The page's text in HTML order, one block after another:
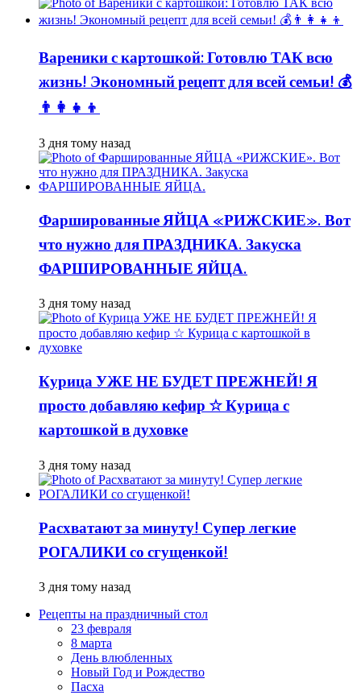
Вареники с картошкой: Готовлю ТАК всю
жизнь! Экономный рецепт для всей семьи! 💰
👨👩👧👦
3 дня тому назад
Фаршированные ЯЙЦА «РИЖСКИЕ». Вот
что нужно для ПРАЗДНИКА. Закуска
ФАРШИРОВАННЫЕ ЯЙЦА.
3 дня тому назад
Курица УЖЕ НЕ БУДЕТ ПРЕЖНЕЙ! Я
просто добавляю кефир ☆ Курица с
картошкой в духовке
3 дня тому назад
Расхватают за минуту! Супер легкие
РОГАЛИКИ со сгущенкой!
3 дня тому назад
Рецепты на праздничный стол
23 февраля
8 марта
День влюбленных
Новый Год и Рождество
Пасха